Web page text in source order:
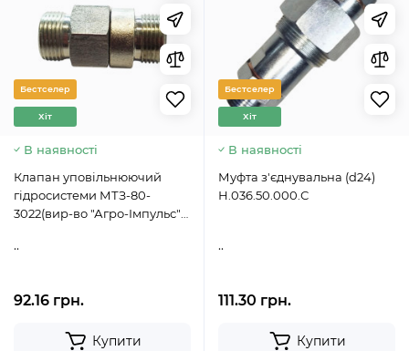
Бестселер
Хіт
В наявності
Клапан уповільнюючий
гідросистеми МТЗ-80-
3022(вир-во "Агро-Імпульс")
..
92.16 грн.
Купити
Бестселер
Хіт
В наявності
Муфта з'єднувальна (d24)
Н.036.50.000.С
..
111.30 грн.
Купити